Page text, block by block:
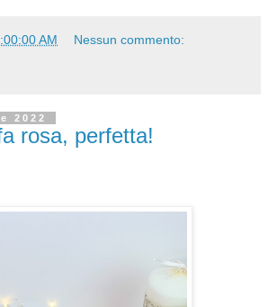
AM Nessun commento:
2022
rosa, perfetta!